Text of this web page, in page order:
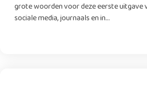
grote woorden voor deze eerste uitgave
sociale media, journaals en in...